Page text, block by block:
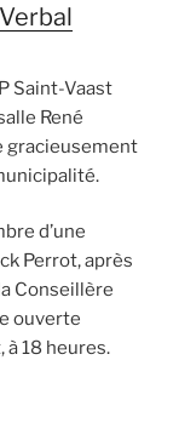
Saint-Vaast
René
gracieusement
d’une
Perrot, après
Conseillère
ouverte
à 18 heures.